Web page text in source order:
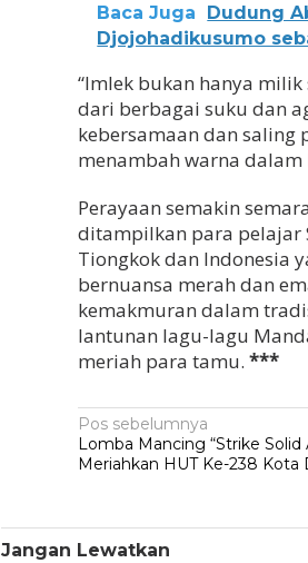
Baca Juga
Dudung
Djojohadikusumo
“Imlek bukan hanya
dari berbagai suku dan
kebersamaan dan
menambah warna dalam
Perayaan semakin
ditampilkan para pelajar
Tiongkok dan Indonesia
bernuansa merah dan
kemakmuran dalam
lantunan lagu-lagu
meriah para tamu.***
Navigasi
pos
Pos sebelumnya
Lomba Mancing “Strike Solid
Meriahkan HUT Ke-238 Kota
Jangan Lewatkan